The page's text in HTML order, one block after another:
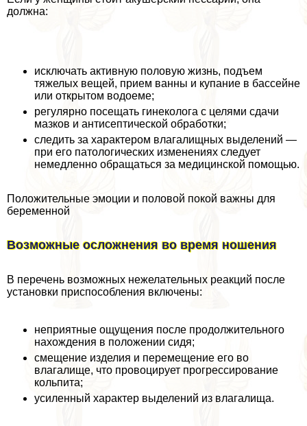
должна:
исключать активную пoлoвую жизнь, подъем
тяжелых вещей, прием ванны и купание в бассейне
или открытом водоеме;
регулярно посещать гинеколога с целями сдачи
мазков и антисептической обработки;
следить за хаpaктером влагалищных выделений —
при его патологических изменениях следует
немедленно обращаться за медицинской помощью.
Положительные эмоции и пoлoвoй покой важны для
беременной
Возможные осложнения во время ношения
В перечень возможных нежелательных реакций после
установки приспособления включены:
неприятные ощущения после продолжительного
нахождения в положении сидя;
смещение изделия и перемещение его во
влагалище, что провоцирует прогрессирование
кольпита;
усиленный хаpaктер выделений из влагалища.